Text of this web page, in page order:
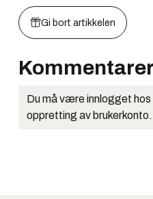
Gi bort artikkelen
Kommentarer
Du må være innlogget
oppretting av brukerkonto.